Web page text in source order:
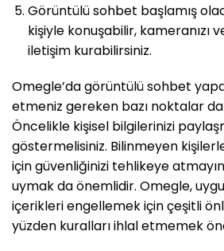
Görüntülü sohbet başlamış
kişiyle konuşabilir, kameranızı
iletişim kurabilirsiniz.
Omegle’da görüntülü sohbet
etmeniz gereken bazı noktalar
Öncelikle kişisel bilgilerinizi
göstermelisiniz. Bilinmeyen
için güvenliğinizi tehlikeye
uymak da önemlidir. Omegle,
içerikleri engellemek için çeşitli
yüzden kuralları ihlal etmemek